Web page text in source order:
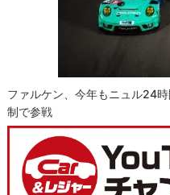
ファルケン、今年もニュル24
制で参戦